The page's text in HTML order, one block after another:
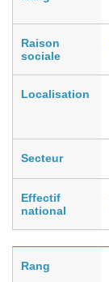
Raison
sociale
Localisation
Secteur
Effectif
national
Rang